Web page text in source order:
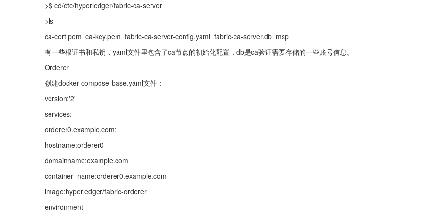
>$ cd/etc/hyperledger/fabric-ca-server
>ls
ca-cert.pem  ca-key.pem  fabric-ca-server-config.yaml  fabric-ca-server.db  msp
有一些根证书和私钥，yaml文件里包含了ca节点的初始化配置，db是ca验证需要存储的一些账号信息。
Orderer
创建docker-compose-base.yaml文件：
version:'2'
services:
orderer0.example.com:
hostname:orderer0
domainname:example.com
container_name:orderer0.example.com
image:hyperledger/fabric-orderer
environment: